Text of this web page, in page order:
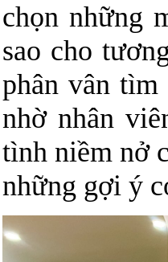
chọn những
sao cho
phân vân
nhờ nhân
tình niềm nở
những gợi ý